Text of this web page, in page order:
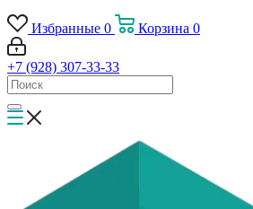
Избранные 0 Корзина 0
+7 (928) 307-33-33